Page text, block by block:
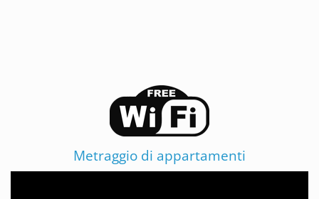
Metraggio di appartamenti